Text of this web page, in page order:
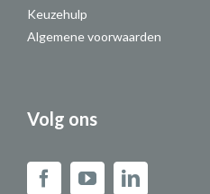
Keuzehulp
Algemene voorwaarden
Volg ons